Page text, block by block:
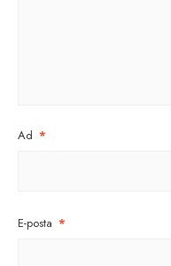
Ad *
E-posta *